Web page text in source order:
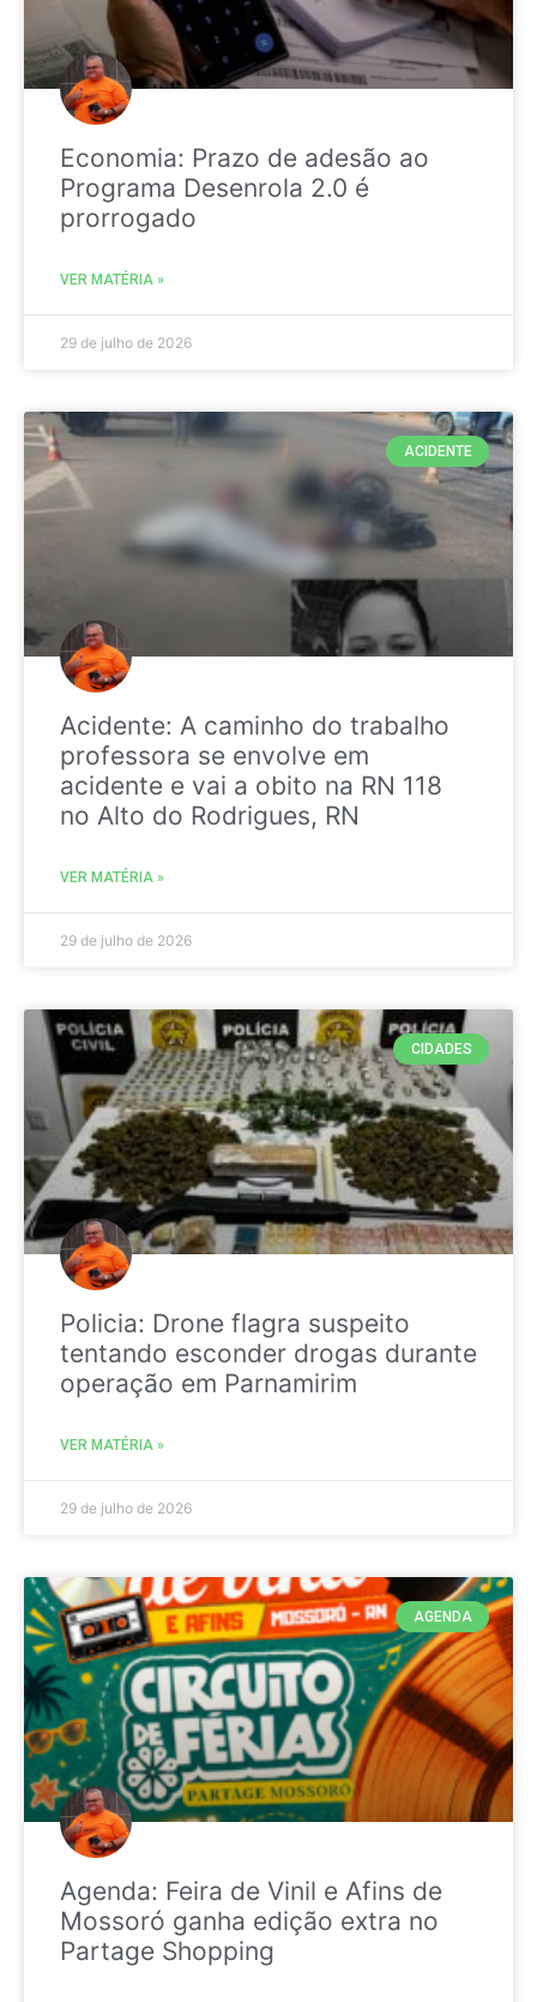
Economia: Prazo de adesão ao
Programa Desenrola 2.0 é
prorrogado
VER MATÉRIA »
29 de julho de 2026
ACIDENTE
Acidente: A caminho do trabalho
professora se envolve em
acidente e vai a obito na RN 118
no Alto do Rodrigues, RN
VER MATÉRIA »
29 de julho de 2026
CIDADES
Policia: Drone flagra suspeito
tentando esconder drogas durante
operação em Parnamirim
VER MATÉRIA »
29 de julho de 2026
AGENDA
Agenda: Feira de Vinil e Afins de
Mossoró ganha edição extra no
Partage Shopping